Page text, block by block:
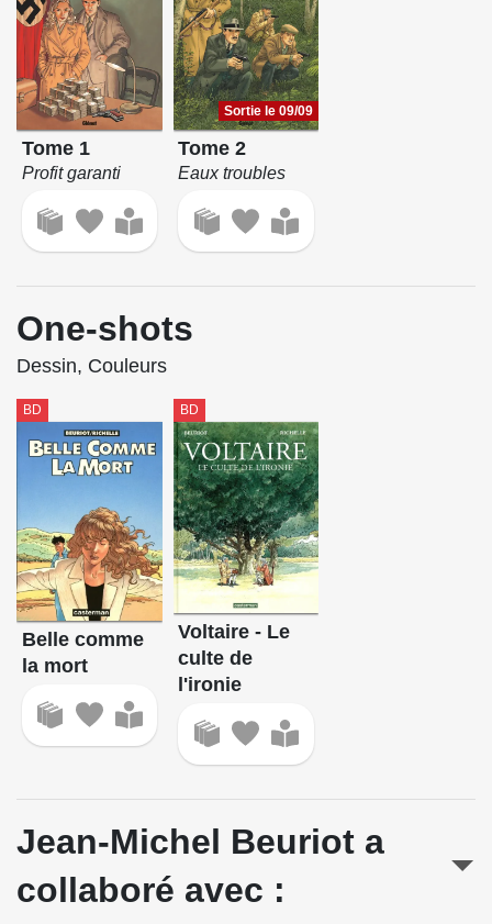
Tome 1
Profit garanti
Sortie le 09/09
Tome 2
Eaux troubles
One-shots
Dessin, Couleurs
BD
Belle comme
la mort
BD
Voltaire - Le
culte de
l'ironie
Jean-Michel Beuriot a
collaboré avec :